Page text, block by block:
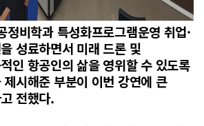
비학과 특성화프로그램운영 취업·
성료하면서 미래 드론 및
인 항공인의 삶을 영위할 수 있도록
시해준 부분이 이번 강연에 큰
전했다.